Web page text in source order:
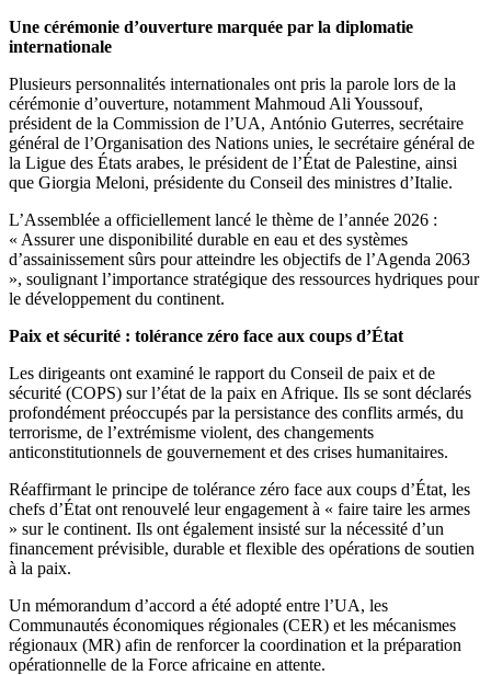
Une cérémonie d’ouverture marquée par la diplomatie
internationale
Plusieurs personnalités internationales ont pris la parole lors de la
cérémonie d’ouverture, notamment Mahmoud Ali Youssouf,
président de la Commission de l’UA, António Guterres, secrétaire
général de l’Organisation des Nations unies, le secrétaire général de
la Ligue des États arabes, le président de l’État de Palestine, ainsi
que Giorgia Meloni, présidente du Conseil des ministres d’Italie.
L’Assemblée a officiellement lancé le thème de l’année 2026 :
« Assurer une disponibilité durable en eau et des systèmes
d’assainissement sûrs pour atteindre les objectifs de l’Agenda 2063
», soulignant l’importance stratégique des ressources hydriques pour
le développement du continent.
Paix et sécurité : tolérance zéro face aux coups d’État
Les dirigeants ont examiné le rapport du Conseil de paix et de
sécurité (COPS) sur l’état de la paix en Afrique. Ils se sont déclarés
profondément préoccupés par la persistance des conflits armés, du
terrorisme, de l’extrémisme violent, des changements
anticonstitutionnels de gouvernement et des crises humanitaires.
Réaffirmant le principe de tolérance zéro face aux coups d’État, les
chefs d’État ont renouvelé leur engagement à « faire taire les armes
» sur le continent. Ils ont également insisté sur la nécessité d’un
financement prévisible, durable et flexible des opérations de soutien
à la paix.
Un mémorandum d’accord a été adopté entre l’UA, les
Communautés économiques régionales (CER) et les mécanismes
régionaux (MR) afin de renforcer la coordination et la préparation
opérationnelle de la Force africaine en attente.